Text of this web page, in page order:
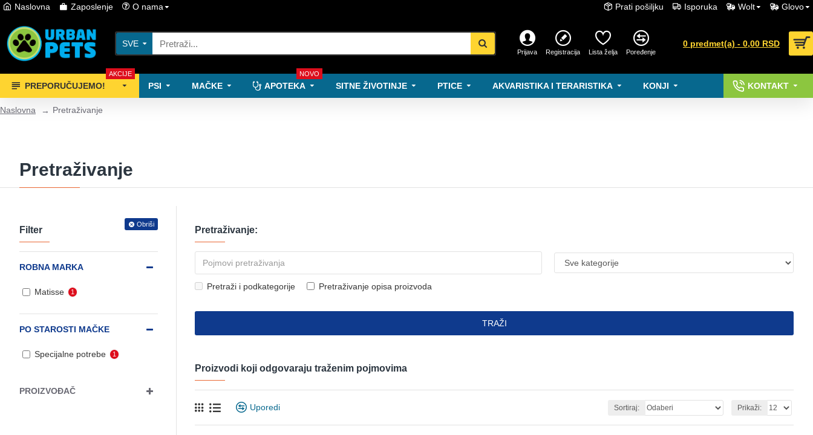
Naslovna Zaposlenje O nama Prati pošiljku Isporuka Wolt Glovo
SVE
Prijava Registracija Lista želja Poređenje
0 predmet(a) - 0,00 RSD
PREPORUČUJEMO!
AKCIJE
PSI MAČKE APOTEKA
NOVO
SITNE ŽIVOTINJE PTICE AKVARISTIKA I TERARISTIKA KONJI KONTAKT
Naslovna Pretraživanje
Pretraživanje
Filter
Obriši
PROIZVOĐAČ
ROBNA MARKA
Matisse 1
PO STAROSTI MAČKE
Specijalne potrebe 1
Pretraživanje:
Pretraži i podkategorije Pretraživanje opisa proizvoda
TRAŽI
Proizvodi koji odgovaraju traženim pojmovima
Uporedi Sortiraj: Prikaži: